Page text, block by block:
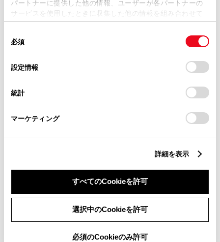
パートナーに提供した他の情報、ユーザーが各パートナーの
サービスを使用したときに収集した他の情報を組み合わせて
使用することがあります。当ウェブサイトの使用を続行する
デバイスにすべてのCookie(クッキー)が保存されることに同
意したことになります。Cookie(クッキー)のオプトアウト、
設定の変更、同意を撤回したりするにあたっては、当社の
「Cookie（クッキー）情報の取り扱いについて
」をご覧くだ
必須
設定情報
統計
マーケティング
詳細を表示
すべてのCookieを許可
選択中のCookieを許可
必須のCookieのみ許可
Toyota Safety Sense・Lexus Safety Systemのﾌﾟﾘｸﾗｯｼｭｾｰﾌﾃｨ
クルーズコントロール
ブラインドスポットモニター（後側方検知）
ドライブレコーダー
※ 記録媒体(SDカード等)は別途ご購入いただく場合がございます